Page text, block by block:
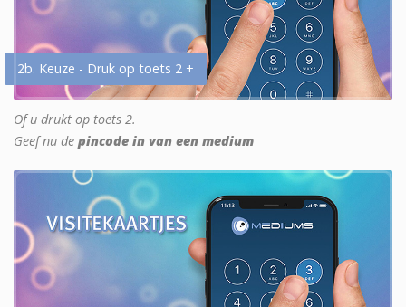
2b. Keuze - Druk op toets 2 +
Of u drukt op toets 2.
Geef nu de pincode in van een medium